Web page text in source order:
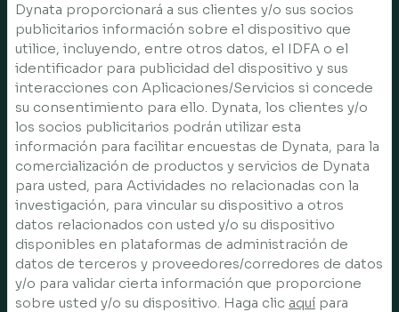
Dynata proporcionará a sus clientes y/o sus socios
publicitarios información sobre el dispositivo que
utilice, incluyendo, entre otros datos, el IDFA o el
identificador para publicidad del dispositivo y sus
interacciones con Aplicaciones/Servicios si concede
su consentimiento para ello. Dynata, los clientes y/o
los socios publicitarios podrán utilizar esta
información para facilitar encuestas de Dynata, para la
comercialización de productos y servicios de Dynata
para usted, para Actividades no relacionadas con la
investigación, para vincular su dispositivo a otros
datos relacionados con usted y/o su dispositivo
disponibles en plataformas de administración de
datos de terceros y proveedores/corredores de datos
y/o para validar cierta información que proporcione
sobre usted y/o su dispositivo. Haga clic aquí para